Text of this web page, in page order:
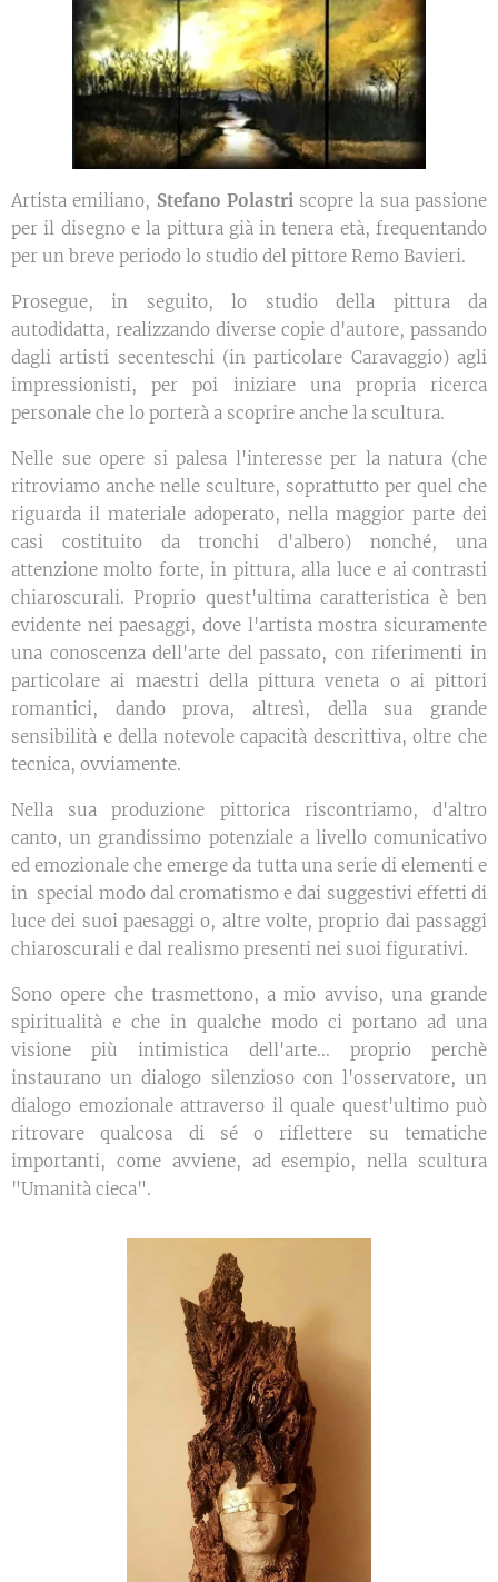
Artista emiliano, Stefano Polastriscopre la sua passione
per il disegno e la pittura già in tenera età, frequentando
per un breve periodo lo studio del pittore Remo Bavieri.
Prosegue, in seguito, lo studio della pittura da
autodidatta, realizzando diverse copie d'autore, passando
dagli artisti secenteschi (in particolare Caravaggio) agli
impressionisti, per poi iniziare una propria ricerca
personale che lo porterà a scoprire anche la scultura.
Nelle sue opere si palesa l'interesse per la natura (che
ritroviamo anche nelle sculture, soprattutto per quel che
riguarda il materiale adoperato, nella maggior parte dei
casi costituito da tronchi d'albero) nonché, una
attenzione molto forte, in pittura, alla luce e ai contrasti
chiaroscurali. Proprio quest'ultima caratteristica è ben
evidente nei paesaggi, dove l'artista mostra sicuramente
una conoscenza dell'arte del passato, con riferimenti in
particolare ai maestri della pittura veneta o ai pittori
romantici, dando prova, altresì, della sua grande
sensibilità e della notevole capacità descrittiva, oltre che
tecnica, ovviamente.
Nella sua produzione pittorica riscontriamo, d'altro
canto, un grandissimo potenziale a livello comunicativo
ed emozionale che emerge da tutta una serie di elementi e
in special modo dal cromatismo e dai suggestivi effetti di
luce dei suoi paesaggi o, altre volte, proprio dai passaggi
chiaroscurali e dal realismo presenti nei suoi figurativi.
Sono opere che trasmettono, a mio avviso, una grande
spiritualità e che in qualche modo ci portano ad una
visione più intimistica dell'arte... proprio perchè
instaurano un dialogo silenzioso con l'osservatore, un
dialogo emozionale attraverso il quale quest'ultimo può
ritrovare qualcosa di sé o riflettere su tematiche
importanti, come avviene, ad esempio, nella scultura
"Umanità cieca".